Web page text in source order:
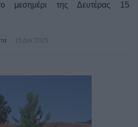
μεσημέρι της Δευτέρας 15
15 Δεκ 2025